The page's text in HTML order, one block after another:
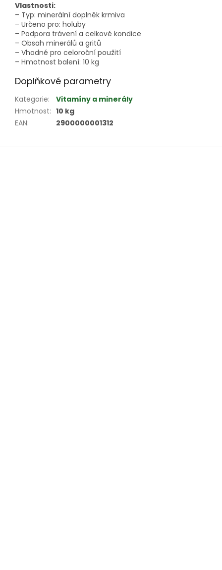
Vlastnosti:
– Typ: minerální doplněk krmiva
– Určeno pro: holuby
– Podpora trávení a celkové kondice
– Obsah minerálů a gritů
– Vhodné pro celoroční použití
– Hmotnost balení: 10 kg
Doplňkové parametry
Kategorie:
Vitamíny a minerály
Hmotnost: 10 kg
EAN: 2900000001312
Z